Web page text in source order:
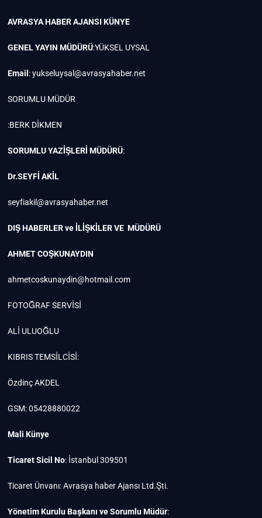
AVRASYA HABER AJANSIKÜNYE
GENEL YAYIN MÜDÜRÜ:YÜKSEL UYSAL
Email :yukseluysal@avrasyahaber.net
SORUMLU MÜDÜR
:BERK DİKMEN
SORUMLU YAZİŞLERİ MÜDÜRÜ:
Dr.SEYFİ AKİL
seyfiakil@avrasyahaber.net
DIŞ HABERLER ve İLİŞKİLER VE MÜDÜRÜ
AHMET COŞKUNAYDIN
ahmetcoskunaydin@hotmail.com
FOTOĞRAF SERVİSİ
ALİ ULUOĞLU
KIBRIS TEMSİLCİSİ:
Özdinç AKDEL
GSM: 05428880022
Mali Künye
Ticaret Sicil No: İstanbul 309501
Ticaret Ünvanı: Avrasya haber Ajansı Ltd.Şti.
Yönetim Kurulu Başkanı ve Sorumlu Müdür: